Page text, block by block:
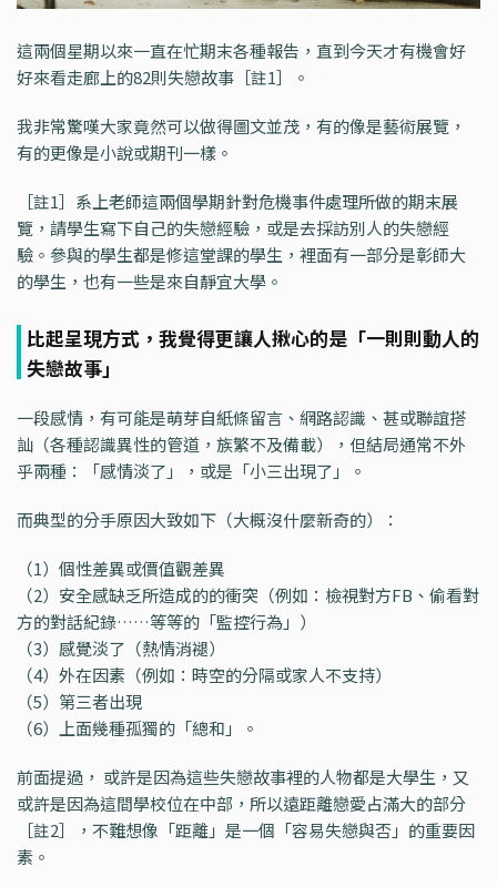
這兩個星期以來一直在忙期末各種報告，直到今天才有機會好
好來看走廊上的82則失戀故事［註1］。
我非常驚嘆大家竟然可以做得圖文並茂，有的像是藝術展覽，
有的更像是小說或期刊一樣。
［註1］系上老師這兩個學期針對危機事件處理所做的期末展
覽，請學生寫下自己的失戀經驗，或是去採訪別人的失戀經
驗。參與的學生都是修這堂課的學生，裡面有一部分是彰師大
的學生，也有一些是來自靜宜大學。
比起呈現方式，我覺得更讓人揪心的是「一則則動人的
失戀故事」
一段感情，有可能是萌芽自紙條留言、網路認識、甚或聯誼搭
訕（各種認識異性的管道，族繁不及備載），但結局通常不外
乎兩種：「感情淡了」，或是「小三出現了」。
而典型的分手原因大致如下（大概沒什麼新奇的）：
（1）個性差異或價值觀差異
（2）安全感缺乏所造成的的衝突（例如：檢視對方FB、偷看對
方的對話紀錄……等等的「監控行為」）
（3）感覺淡了（熱情消褪）
（4）外在因素（例如：時空的分隔或家人不支持）
（5）第三者出現
（6）上面幾種孤獨的「總和」。
前面提過， 或許是因為這些失戀故事裡的人物都是大學生，又
或許是因為這間學校位在中部，所以遠距離戀愛占滿大的部分
［註2］，不難想像「距離」是一個「容易失戀與否」的重要因
素。